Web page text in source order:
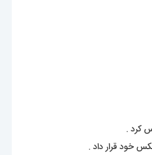
خود قرار داد .